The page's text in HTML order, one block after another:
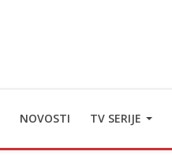
NOVOSTI TV SERIJE